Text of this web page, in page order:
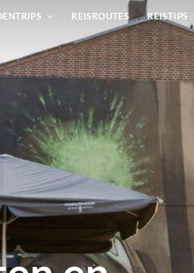
REISROUTES REISTIPS